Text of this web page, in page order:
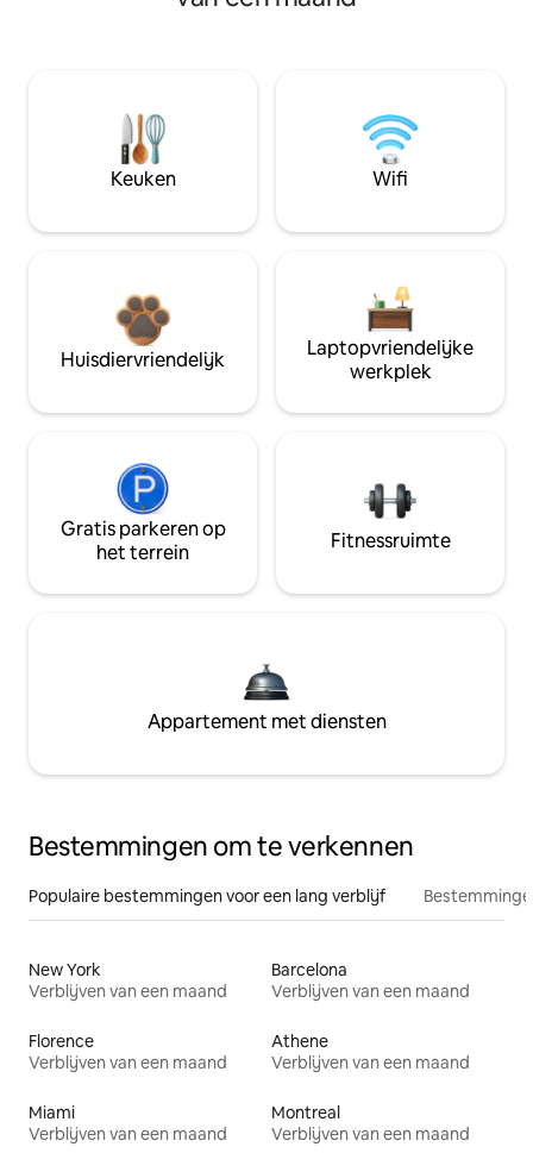
Keuken Wifi
Huisdiervriendelijk
Laptopvriendelijke
werkplek
Gratis parkeren op
het terrein
Fitnessruimte
Appartement met diensten
Bestemmingen om te verkennen
Populaire bestemmingen voor een lang verblijf
New York
Verblijven van een maand
Barcelona
Verblijven van een maand
Florence
Verblijven van een maand
Athene
Verblijven van een maand
Miami
Verblijven van een maand
Montreal
Verblijven van een maand